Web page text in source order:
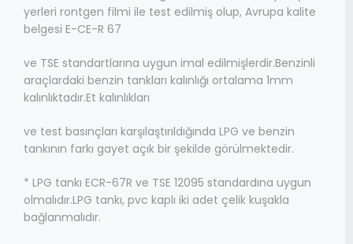
yerleri rontgen filmi ile test edilmiş olup, Avrupa kalite
belgesi E-CE-R 67
ve TSE standartlarına uygun imal edilmişlerdir.Benzinli
araçlardaki benzin tankları kalınlığı ortalama 1mm
kalınlıktadır.Et kalınlıkları
ve test basınçları karşılaştırıldığında LPG ve benzin
tankının farkı gayet açık bir şekilde görülmektedir.
* LPG tankı ECR-67R ve TSE 12095 standardına uygun
olmalıdır.LPG tankı, pvc kaplı iki adet çelik kuşakla
bağlanmalıdır.